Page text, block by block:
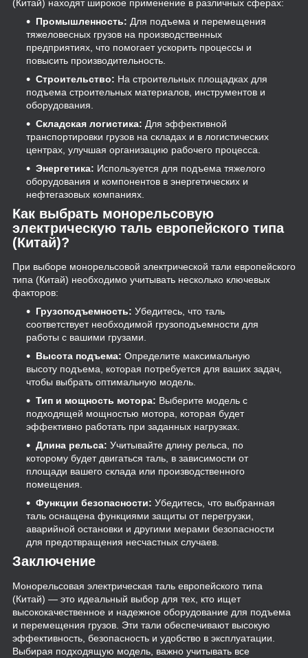
(Китай) находят широкое применение в различных сферах:
Промышленность: Для подъема и перемещения
тяжеловесных грузов на производственных
предприятиях, что помогает ускорить процессы и
повысить производительность.
Строительство: На строительных площадках для
подъема строительных материалов, инструментов и
оборудования.
Складская логистика: Для эффективной
транспортировки грузов на складах и в логистических
центрах, улучшая организацию рабочего процесса.
Энергетика: Используется для подъема тяжелого
оборудования и компонентов в энергетических и
нефтегазовых компаниях.
Как выбрать монорельсовую
электрическую таль европейского типа
(Китай)?
При выборе монорельсовой электрической тали европейского
типа (Китай) необходимо учитывать несколько ключевых
факторов:
Грузоподъемность: Убедитесь, что таль
соответствует необходимой грузоподъемности для
работы с вашими грузами.
Высота подъема: Определите максимальную
высоту подъема, которая потребуется для ваших задач,
чтобы выбрать оптимальную модель.
Тип и мощность мотора: Выберите модель с
подходящей мощностью мотора, которая будет
эффективно работать при заданных нагрузках.
Длина рельса: Учитывайте длину рельса, по
которому будет двигаться таль, в зависимости от
площади вашего склада или производственного
помещения.
Функции безопасности: Убедитесь, что выбранная
таль оснащена функциями защиты от перегрузки,
аварийной остановки и другими мерами безопасности
для предотвращения несчастных случаев.
Заключение
Монорельсовая электрическая таль европейского типа
(Китай) — это идеальный выбор для тех, кто ищет
высококачественное и надежное оборудование для подъема
и перемещения грузов. Эти тали обеспечивают высокую
эффективность, безопасность и удобство в эксплуатации.
Выбирая подходящую модель, важно учитывать все